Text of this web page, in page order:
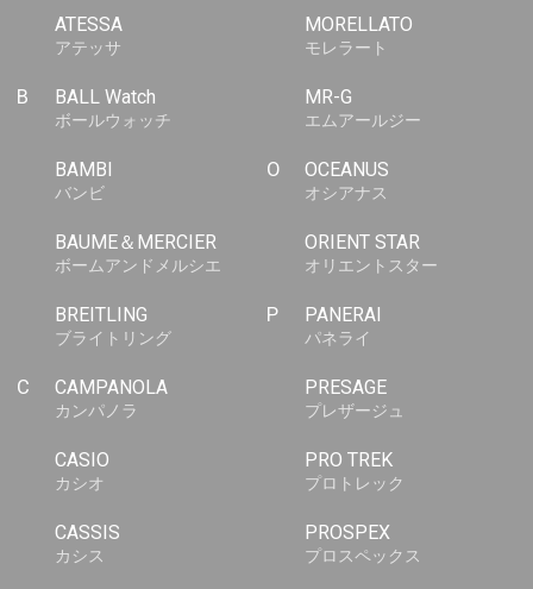
ATESSA
アテッサ
B BALL Watch
ボールウォッチ
BAMBI
バンビ
BAUME＆MERCIER
ボームアンドメルシエ
BREITLING
ブライトリング
C CAMPANOLA
カンパノラ
CASIO
カシオ
CASSIS
カシス
MORELLATO
モレラート
MR-G
エムアールジー
O OCEANUS
オシアナス
ORIENT STAR
オリエントスター
P PANERAI
パネライ
PRESAGE
プレザージュ
PRO TREK
プロトレック
PROSPEX
プロスペックス